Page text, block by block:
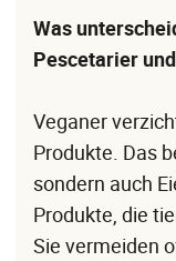
Was
Pescetarier
Veganer
Produkte. Das
sondern auch
Produkte, die
Sie vermeiden